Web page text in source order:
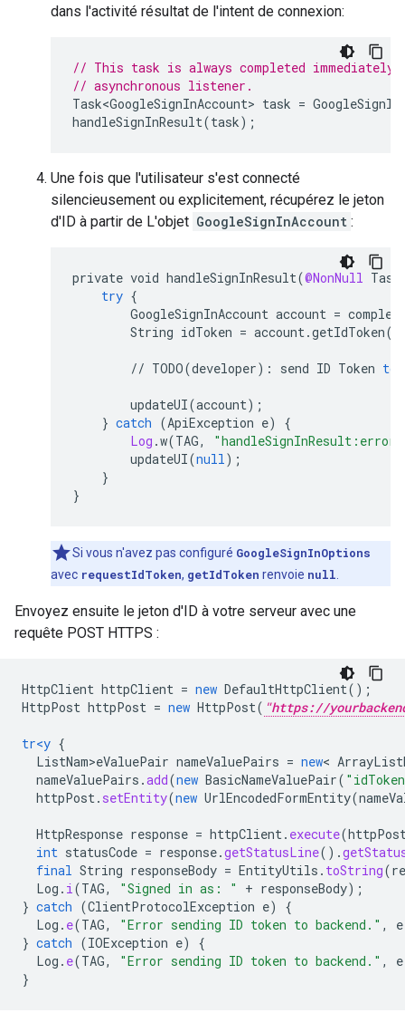
dans l'activité résultat de l'intent de connexion:
// This task is always completed
// asynchronous listener.
Task<GoogleSignInAccount> task = GoogleSignIn
handleSignInResult(task);
Une fois que l'utilisateur s'est connecté
silencieusement ou explicitement, récupérez le jeton
d'ID à partir de L'objet GoogleSignInAccount :
private void handleSignInResult(@NonNull
try {
GoogleSignInAccount account =
String idToken = account.getIdToken
// TODO(developer) : send ID Token to
updateUI(account);
} catch (ApiException e)
{
Log .w(TAG, "handleSignInResult:error"
updateUI(null);
}
}
Si vous n'avez pas configuré GoogleSignInOptions
avec requestIdToken, getIdToken renvoie null
Envoyez ensuite le jeton d'ID à votre serveur avec une
requête POST HTTPS :
HttpClient httpClient = new DefaultHttpClient();
HttpPost httpPost = new HttpPost( "https://
tr<y {
ListNam>eValuePair nameValuePairs = new<
nameValuePairs .add(new BasicNameValuePair(
httpPost. setEntity(new UrlEncodedFormEntity(
HttpResponse response = httpClient. execute(
int statusCode = response.getStatusLine().
final String responseBody = EntityUtils . toString(
Log . i(TAG, "Signed in as: " + responseBody);
} catch (ClientProtocolException e)
{
Log . e(TAG, "Error sending ID token to backend." , e
} catch (IOException e)
{
Log . e(TAG, "Error sending ID token to backend." , e
}